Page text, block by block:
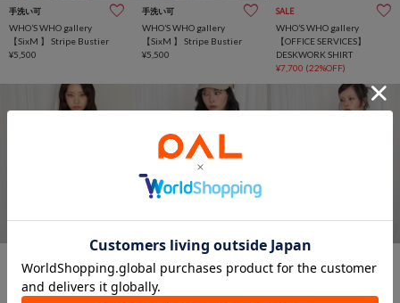
手洗い可
WHO’S WHO gallery
【SixM 】 Stripe Bustier
¥5,500
手洗い可
WHO’S WHO gallery
【SixM 】 Stripe Bustier
¥5,500
SALE
WHO’S WHO gallery
【OFFICE SERVICES】
DESKWORK SHIRT
¥7,700 (22%OFF)
WHO’S WHO gallery
ナポレオンパフスリブラウ
WHO’S WHO gallery
【WEB限定】ナポレオンコ
WHO’S WHO gallery